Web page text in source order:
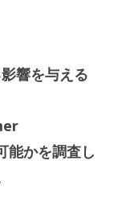
響を与える
能かを調査し